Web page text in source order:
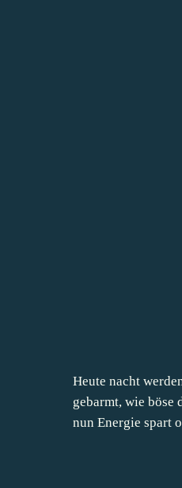
Heute nacht
gebarmt, wie böse
nun Energie spart